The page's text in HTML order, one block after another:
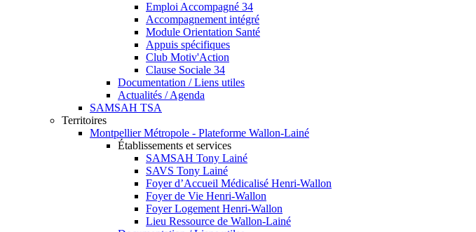
Emploi Accompagné 34
Accompagnement intégré
Module Orientation Santé
Appuis spécifiques
Club Motiv'Action
Clause Sociale 34
Documentation / Liens utiles
Actualités / Agenda
SAMSAH TSA
Territoires
Montpellier Métropole - Plateforme Wallon-Lainé
Établissements et services
SAMSAH Tony Lainé
SAVS Tony Lainé
Foyer d’Accueil Médicalisé Henri-Wallon
Foyer de Vie Henri-Wallon
Foyer Logement Henri-Wallon
Lieu Ressource de Wallon-Lainé